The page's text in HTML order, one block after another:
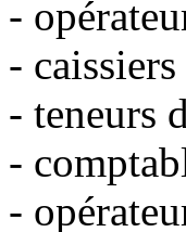
-
- caissiers
- teneurs
-
-